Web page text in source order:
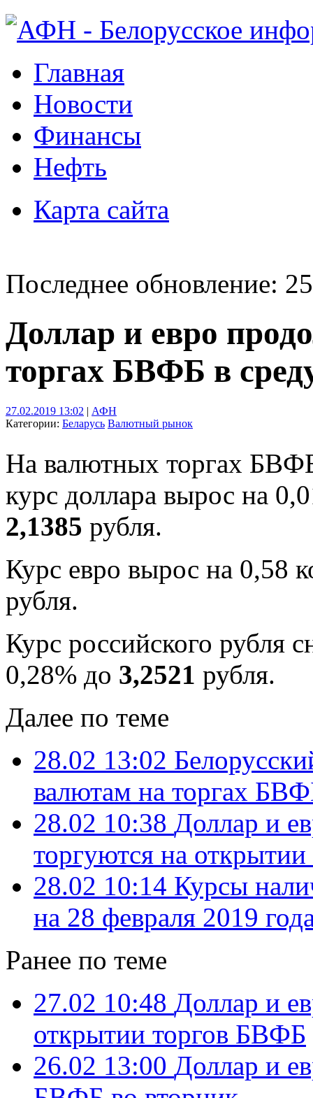
Главная
Новости
Финансы
Нефть
Карта сайта
Последнее обновление:
Доллар и евро
торгах БВФБ в
27.02.2019 13:02 | АФН
Категории: Беларусь Валютный рынок
На валютных торгах
курс доллара вырос на
2,1385 рубля.
Курс евро вырос на 0,58
рубля.
Курс российского рубля
0,28% до 3,2521 рубля.
Далее по теме
28.02 13:02
валютам на торгах
28.02 10:38 Доллар и
торгуются на
28.02 10:14 Курсы
на 28 февраля 2019
Ранее по теме
27.02 10:48 Доллар и
открытии торгов БВФБ
26.02 13:00 Доллар и